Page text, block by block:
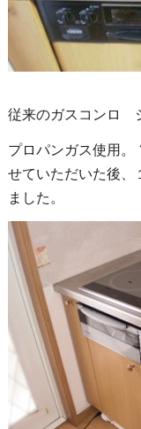
従来のガスコンロ
プロパンガス使用。
せていただいた後、
ました。